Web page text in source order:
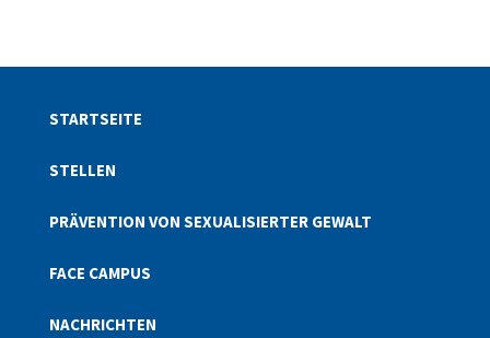
STARTSEITE
STELLEN
PRÄVENTION VON SEXUALISIERTER GEWALT
FACE CAMPUS
NACHRICHTEN